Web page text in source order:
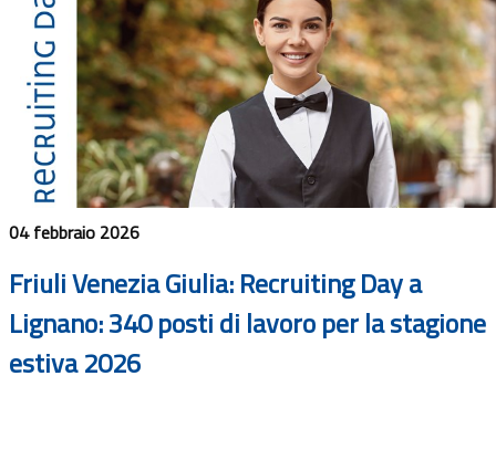
04 febbraio 2026
Friuli Venezia Giulia: Recruiting Day a
Lignano: 340 posti di lavoro per la stagione
estiva 2026